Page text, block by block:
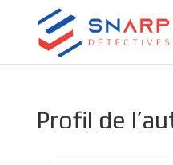
Profil de